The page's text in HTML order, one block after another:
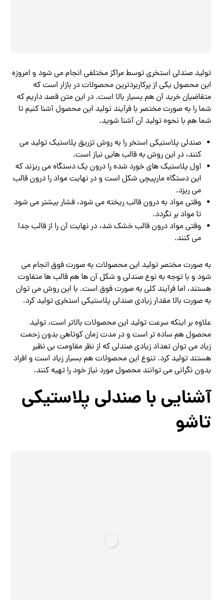
تولید صندلی استخری توسط مراکز مختلفی انجام می شود و امروزه
این محصول یکی از پرکاربردترین محصولات در بازار است که
متقاضیان خرید آن هم بسیار بالا است. در این متن قصد داریم که
شما را به صورت مختصر با فرآیند تولید این محصول آشنا کنیم تا
شما هم با نحوه تولید آن آشنا شوید.
صندلی پلاستیکی استخر را به روش تزریق پلاستیک تولید می
کنند، در این روش به قالب هایی نیاز است.
اول پلاستیک های خورد شده را درون یک دستگاه می ریزند که
این دستگاه مارپیچی شکل است و در نهایت مواد را درون قالب
می ریزد.
وقتی مواد به درون قالب ریخته می شود، فشار بیشتر می شود
تا مواد بر نگردد.
وقتی مواد درون قالب خشک شد، در نهایت آن را از قالب جدا
می کنند.
به صورت مختصر تولید این محصولات به صورت فوق انجام می
شود و با توجه به نوع صندلی و شکل آن ها هم قالب ها متفاوت
هستند، اما فرآیند کلی به صورت فوق است. با این روش می توان
به صورت بالا مقدار زیادی صندلی پلاستیکی استخری تولید کرد.
علاوه بر اینکه سرعت تولید این محصولات بالاتر است، تولید
محصول هم ساده تر است و در مدت زمان کوتاهی بدون زحمت
زیاد می توان تعداد زیادی صندلی که از نظر مقاومت بی نظیر
هستند تولید کرد. تنوع این محصولات هم بسیار زیاد است و افراد
بدون نگرانی می توانند محصول مورد نیاز خود را تهیه کنند.
آشنایی با صندلی پلاستیکی
تاشو